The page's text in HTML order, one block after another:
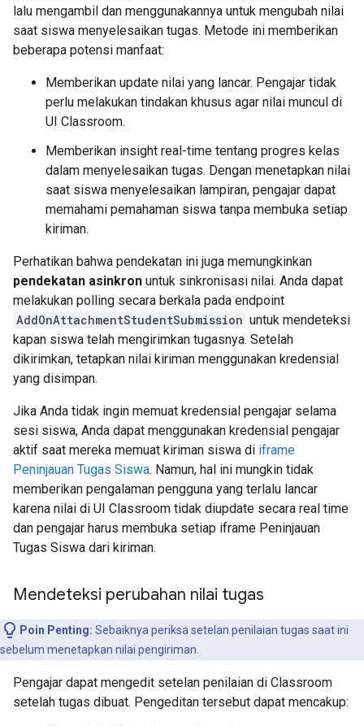
lalu mengambil dan menggunakannya untuk mengubah nilai
saat siswa menyelesaikan tugas. Metode ini memberikan
beberapa potensi manfaat:
Memberikan update nilai yang lancar. Pengajar tidak
perlu melakukan tindakan khusus agar nilai muncul di
UI Classroom.
Memberikan insight real-time tentang progres kelas
dalam menyelesaikan tugas. Dengan menetapkan nilai
saat siswa menyelesaikan lampiran, pengajar dapat
memahami pemahaman siswa tanpa membuka setiap
kiriman.
Perhatikan bahwa pendekatan ini juga memungkinkan
pendekatan asinkron untuk sinkronisasi nilai. Anda dapat
melakukan polling secara berkala pada endpoint
AddOnAttachmentStudentSubmission untuk mendeteksi
kapan siswa telah mengirimkan tugasnya. Setelah
dikirimkan, tetapkan nilai kiriman menggunakan kredensial
yang disimpan.
Jika Anda tidak ingin memuat kredensial pengajar selama
sesi siswa, Anda dapat menggunakan kredensial pengajar
aktif saat mereka memuat kiriman siswa di iframe
Peninjauan Tugas Siswa. Namun, hal ini mungkin tidak
memberikan pengalaman pengguna yang terlalu lancar
karena nilai di UI Classroom tidak diupdate secara real time
dan pengajar harus membuka setiap iframe Peninjauan
Tugas Siswa dari kiriman.
Mendeteksi perubahan nilai tugas
Poin Penting: Sebaiknya periksa setelan penilaian tugas saat ini
sebelum menetapkan nilai pengiriman.
Pengajar dapat mengedit setelan penilaian di Classroom
setelah tugas dibuat. Pengeditan tersebut dapat mencakup: